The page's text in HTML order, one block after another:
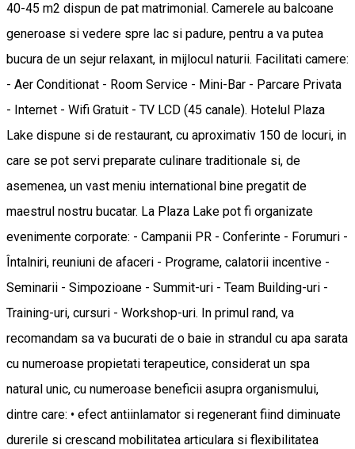
40-45 m2 dispun de pat matrimonial. Camerele au balcoane
generoase si vedere spre lac si padure, pentru a va putea
bucura de un sejur relaxant, in mijlocul naturii. Facilitati camere:
- Aer Conditionat - Room Service - Mini-Bar - Parcare Privata
- Internet - Wifi Gratuit - TV LCD (45 canale). Hotelul Plaza
Lake dispune si de restaurant, cu aproximativ 150 de locuri, in
care se pot servi preparate culinare traditionale si, de
asemenea, un vast meniu international bine pregatit de
maestrul nostru bucatar. La Plaza Lake pot fi organizate
evenimente corporate: - Campanii PR - Conferinte - Forumuri -
Întalniri, reuniuni de afaceri - Programe, calatorii incentive -
Seminarii - Simpozioane - Summit-uri - Team Building-uri -
Training-uri, cursuri - Workshop-uri. In primul rand, va
recomandam sa va bucurati de o baie in strandul cu apa sarata
cu numeroase propietati terapeutice, considerat un spa
natural unic, cu numeroase beneficii asupra organismului,
dintre care: • efect antiinlamator si regenerant fiind diminuate
durerile si crescand mobilitatea articulara si flexibilitatea